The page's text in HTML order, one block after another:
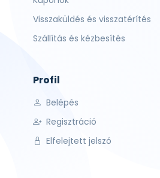
Visszaküldés és visszatérítés
Szállítás és kézbesítés
Profil
Belépés
Regisztráció
Elfelejtett jelszó